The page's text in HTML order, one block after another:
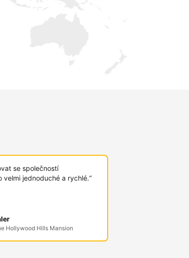
se společností
velmi jednoduché a rychlé.“
Hollywood Hills Mansion